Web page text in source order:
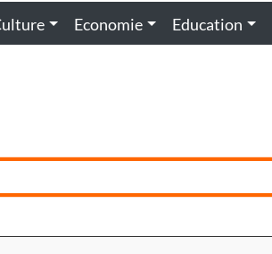
Economie Education